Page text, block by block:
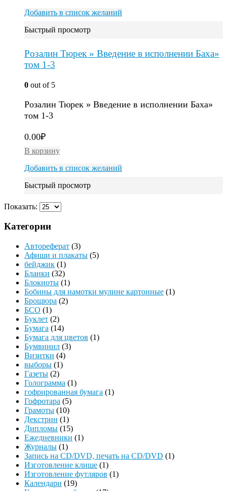
Добавить в список желаний
Быстрый просмотр
Розалин Тюрек » Введение в исполнении Баха»
том 1-3
0 out of 5
Розалин Тюрек » Введение в исполнении Баха»
том 1-3
0.00₽
В корзину
Добавить в список желаний
Быстрый просмотр
Показать:
Категории
Автореферат (3)
Афиши и плакаты (5)
бейджик (1)
Бланки (32)
Блокноты (1)
Бобины для намотки мулине картонные (1)
Брошюра (2)
БСО (1)
Буклет (2)
Бумага (14)
Бумага для цветов (1)
Бумвинил (3)
Визитки (4)
выборы (1)
Газеты (2)
Голограмма (1)
гофрированная бумага (1)
Гофротара (5)
Грамоты (10)
Декстрин (1)
Дипломы (15)
Ежедневники (1)
Журналы (1)
Запись на CD/DVD, печать на CD/DVD (1)
Изготовление клише (1)
Изготовление футляров (1)
Календари (19)